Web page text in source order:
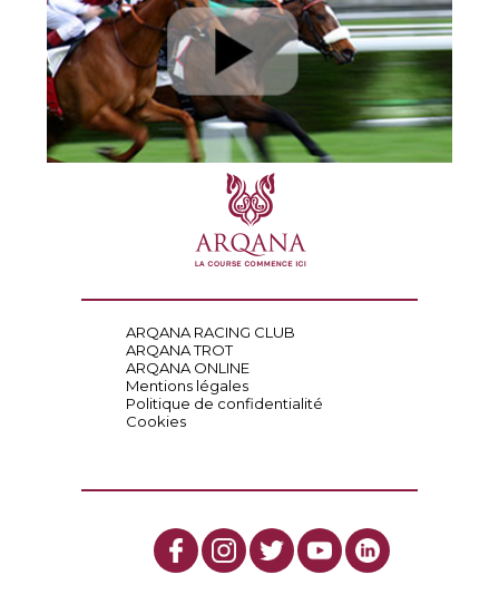
ARQANA RACING CLUB
ARQANA TROT
ARQANA ONLINE
Mentions légales
Politique de confidentialité
Cookies